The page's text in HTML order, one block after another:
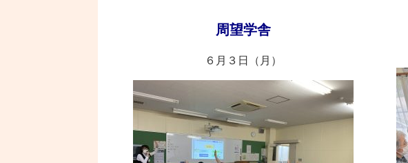
周望学舎
６月３日（月）